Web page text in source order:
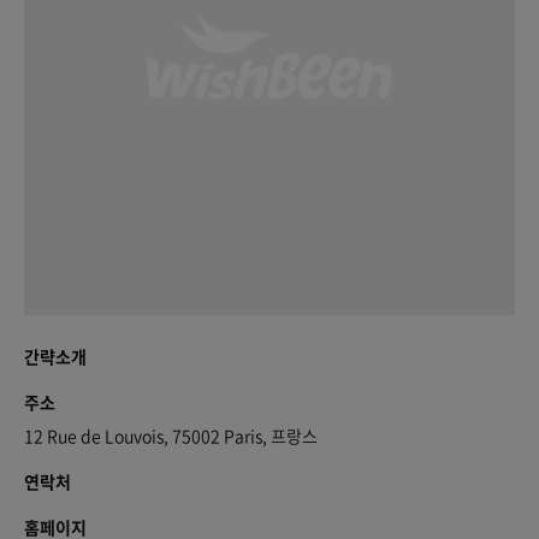
간략소개
주소
12 Rue de Louvois, 75002 Paris, 프랑스
연락처
홈페이지